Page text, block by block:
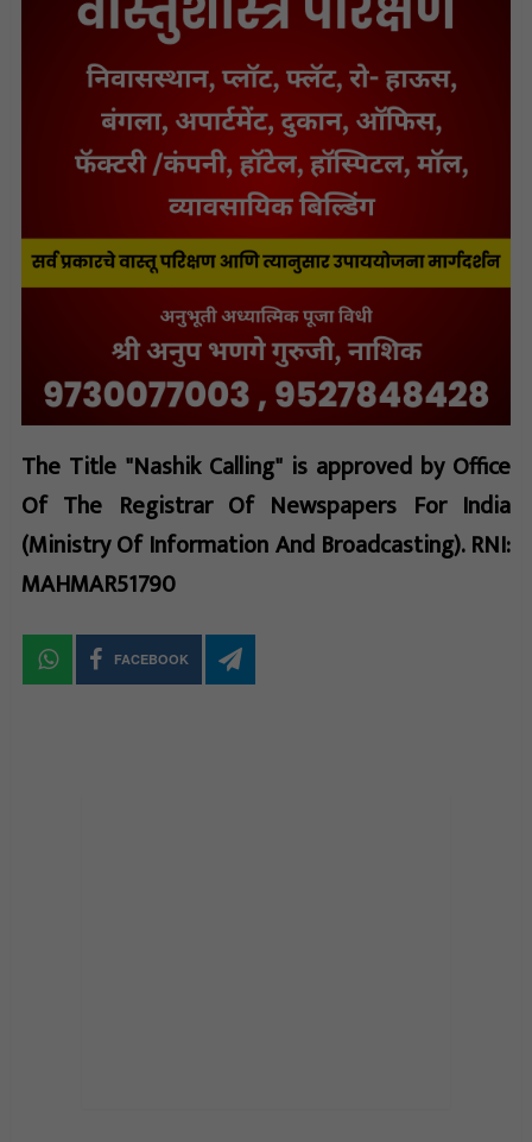
The Title "Nashik Calling" is approved by Office
Of The Registrar Of Newspapers For India
(Ministry Of Information And Broadcasting). RNI:
MAHMAR51790
FACEBOOK